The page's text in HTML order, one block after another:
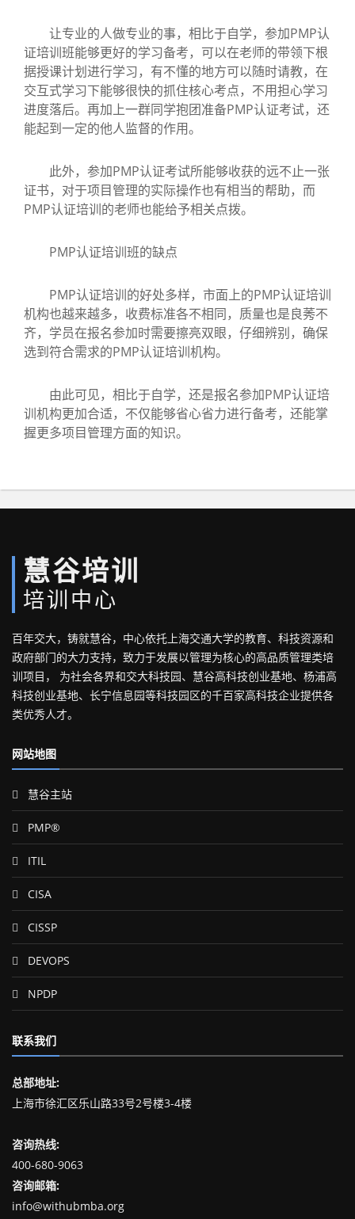
让专业的人做专业的事，相比于自学，参加PMP认
证培训班能够更好的学习备考，可以在老师的带领下根
据授课计划进行学习，有不懂的地方可以随时请教，在
交互式学习下能够很快的抓住核心考点，不用担心学习
进度落后。再加上一群同学抱团准备PMP认证考试，还
能起到一定的他人监督的作用。
此外，参加PMP认证考试所能够收获的远不止一张
证书，对于项目管理的实际操作也有相当的帮助，而
PMP认证培训的老师也能给予相关点拨。
PMP认证培训班的缺点
PMP认证培训的好处多样，市面上的PMP认证培训
机构也越来越多，收费标准各不相同，质量也是良莠不
齐，学员在报名参加时需要擦亮双眼，仔细辨别，确保
选到符合需求的PMP认证培训机构。
由此可见，相比于自学，还是报名参加PMP认证培
训机构更加合适，不仅能够省心省力进行备考，还能掌
握更多项目管理方面的知识。
慧谷培训
培训中心
百年交大，铸就慧谷，中心依托上海交通大学的教育、科技资源和
政府部门的大力支持，致力于发展以管理为核心的高品质管理类培
训项目， 为社会各界和交大科技园、慧谷高科技创业基地、杨浦高
科技创业基地、长宁信息园等科技园区的千百家高科技企业提供各
类优秀人才。
网站地图
慧谷主站
PMP®
ITIL
CISA
CISSP
DEVOPS
NPDP
联系我们
总部地址:
上海市徐汇区乐山路33号2号楼3-4楼
咨询热线:
400-680-9063
咨询邮箱:
info@withubmba.org